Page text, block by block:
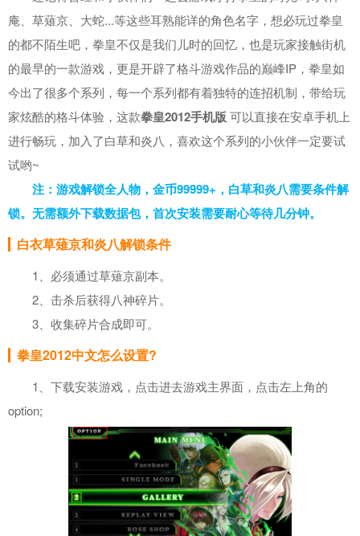
庵、草薙京、大蛇...等这些耳熟能详的角色名字，想必玩过拳皇
的都不陌生吧，拳皇不仅是我们儿时的回忆，也是玩家接触街机
的最早的一款游戏，更是开辟了格斗游戏作品的巅峰IP，拳皇如
今出了很多个系列，每一个系列都有着独特的连招机制，带给玩
家炫酷的格斗体验，这款拳皇2012手机版 可以直接在安卓手机上
进行畅玩，加入了白草和炎八，喜欢这个系列的小伙伴一定要试
试哟~
注：游戏解锁全人物，金币99999+，白草和炎八需要条件解
锁。无需额外下载数据包，首次安装需要耐心等待几分钟。
白衣草薙京和炎八解锁条件
1、必须通过草薙京副本。
2、击杀后获得八神碎片。
3、收集碎片合成即可。
拳皇2012中文怎么设置?
1、下载安装游戏，点击进去游戏主界面，点击左上角的
option;